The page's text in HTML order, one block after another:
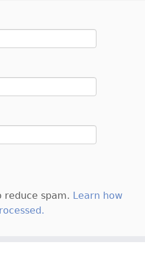
reduce spam. Learn how